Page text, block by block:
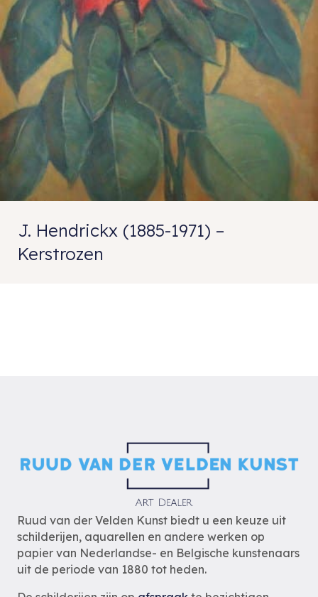
J. Hendrickx (1885-1971) –
Kerstrozen
Ruud van der Velden Kunst biedt u een keuze uit
schilderijen, aquarellen en andere werken op
papier van Nederlandse- en Belgische kunstenaars
uit de periode van 1880 tot heden.